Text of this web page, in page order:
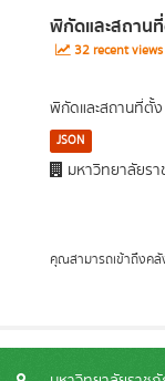
พิกัดและสถาน
32 recent views
พิกัดและสถานที่ตั้
JSON
มหาวิทยาลัยร
คุณสามารถเข้าถึงคลั